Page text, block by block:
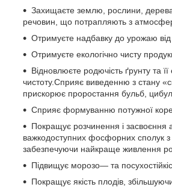
Захищаєте землю, рослини, дерева
речовин, що потрапляють з
Отримуєте надбавку до урожаю
Отримуєте екологічно чисту
Відновлюєте родючість ґрунту та її
чистоту.Сприяє виведенню з стану
прискорює проростання бульб,
Сприяє формуванню потужної
Покращує розчинення і засвоєння
важкодоступних фосфорних сполук з
забезпечуючи найкраще живлення
Підвищує морозо— та
Покращує якість плодів,